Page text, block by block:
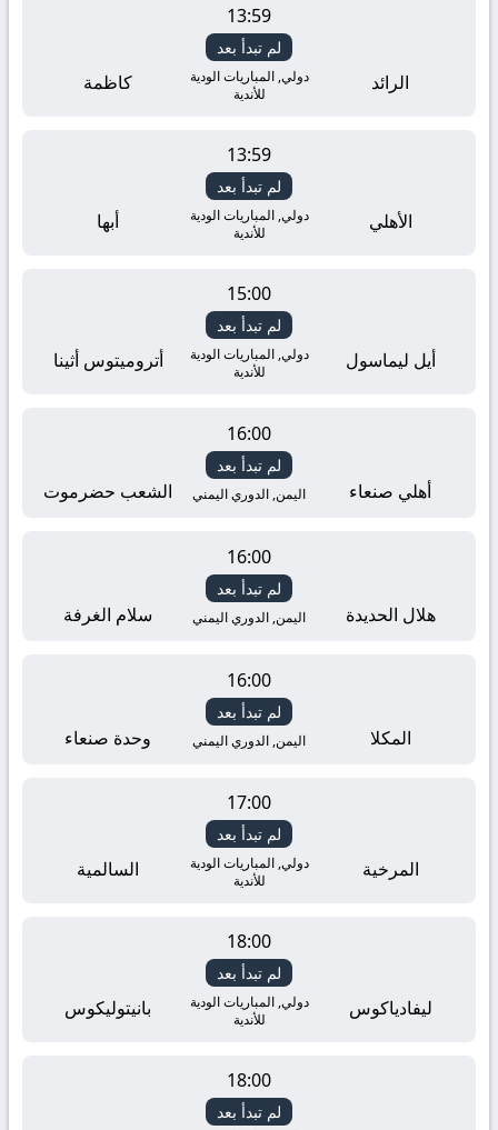
الرائد
13:59
لم تبدأ بعد
دولي, المباريات الودية
للأندية
كاظمة
الأهلي
13:59
لم تبدأ بعد
دولي, المباريات الودية
للأندية
أبها
أيل ليماسول
15:00
لم تبدأ بعد
دولي, المباريات الودية
للأندية
أتروميتوس أثينا
أهلي صنعاء
16:00
لم تبدأ بعد
اليمن, الدوري اليمني الشعب حضرموت
هلال الحديدة
16:00
لم تبدأ بعد
اليمن, الدوري اليمني سلام الغرفة
المكلا
16:00
لم تبدأ بعد
اليمن, الدوري اليمني وحدة صنعاء
المرخية
17:00
لم تبدأ بعد
دولي, المباريات الودية
للأندية
السالمية
ليفادياكوس
18:00
لم تبدأ بعد
دولي, المباريات الودية
للأندية
بانيتوليكوس
18:00
لم تبدأ بعد